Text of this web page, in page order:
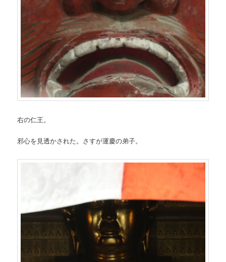
右の仁王。
邪心を見透かされた。さすが運慶の弟子。